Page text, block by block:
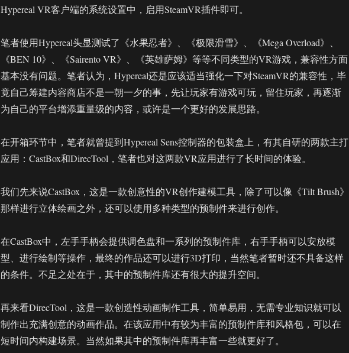
Hypereal VR客户端的系统设置中，启用SteamVR插件即可。
笔者使用Hypereal头显测试了《水果忍者》、《极限滑雪》、《Mega Overload》、
《BEN 10》、《Sairento VR》、《英雄萨姆》等等不同类型的VR游戏，兼容性方面
基本没有问题。笔者认为，Hypereal还是应该适当强化一下对SteamVR的兼容性，毕
竟自己筹建内容商店不是一朝一夕的事，先让玩家有游戏可玩，留住玩家，再逐渐
为自己的平台增添重量级的内容，或许是一个更好的发展思路。
在开箱环节中，笔者就曾提到Hypereal Sens控制器的包装盒上，有其自研的两款主打
应用：CastBox和DirecTool，笔者也对这两款VR应用进行了长时间的体验。
我们先来说CastBox，这是一款创意性的VR创作建模工具，除了可以像《Tilt Brush》
那样进行立体绘画之外，还可以使用多种类型的预制件来进行创作。
在CastBox中，左手手柄会提供调色盘和一系列的预制件库，右手手柄可以安放模
型、进行绘制等操作，最终的作品还可以进行3D打印，当然笔者暂时还不具备这样
的条件。不足之处在于，其中的预制件库还有很大的提升空间。
再来看DirecTool，这是一款创造性动画制作工具，简单易用，无需专业知识就可以
制作出充满创意的动画作品。在该应用中有较为丰富的预制件库和风格包，可以在
短时间内构建场景。当然如果其中的预制件库再丰富一些就更好了。